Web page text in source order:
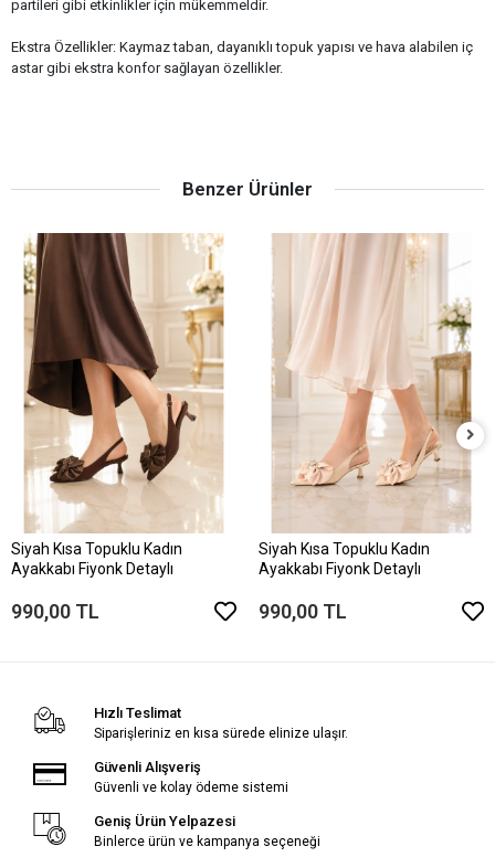
partileri gibi etkinlikler için mükemmeldir.
Ekstra Özellikler: Kaymaz taban, dayanıklı topuk yapısı ve hava alabilen iç
astar gibi ekstra konfor sağlayan özellikler.
Benzer Ürünler
Siyah Kısa Topuklu Kadın
Ayakkabı Fiyonk Detaylı
990,00 TL
Siyah Kısa Topuklu Kadın
Ayakkabı Fiyonk Detaylı
990,00 TL
Hızlı Teslimat
Siparişleriniz en kısa sürede elinize ulaşır.
Güvenli Alışveriş
Güvenli ve kolay ödeme sistemi
Geniş Ürün Yelpazesi
Binlerce ürün ve kampanya seçeneği